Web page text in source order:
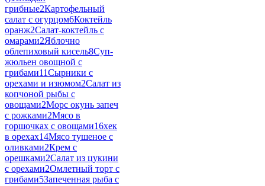
грибные2Картофельный
салат с огурцом6Коктейль
оранж2Салат-коктейль с
омарами2Яблочно
облепиховый кисель8Суп-
жюльен овощной с
грибами11Сырники с
орехами и изюмом2Салат из
копчоной рыбы с
овощами2Морс окунь запеч
с рожками2Мясо в
горшочках с овощами16хек
в орехах14Мясо тушеное с
оливками2Крем с
орешками2Салат из цукини
с орехами2Омлетный торт с
грибами5Запеченная рыба с